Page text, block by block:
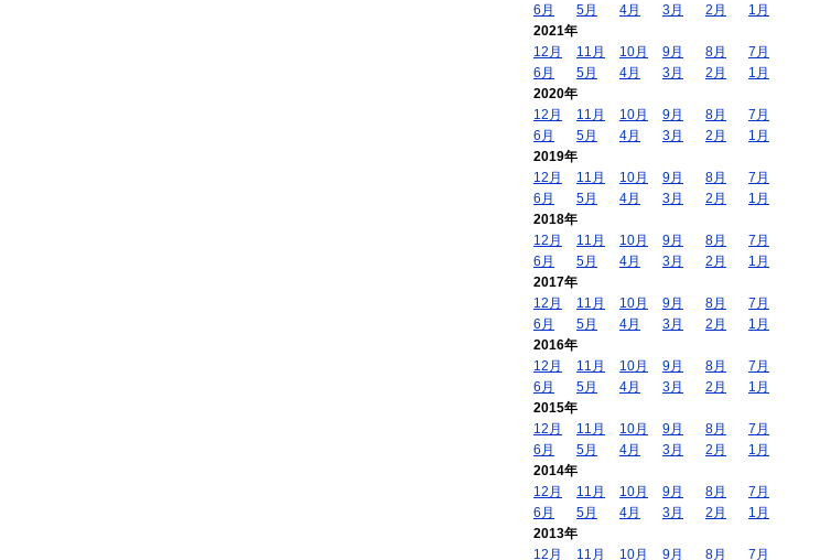
6月
5月 4月 3月 2月
1月
2021年
12月
11月 10月 9月 8月
7月
6月
5月 4月 3月 2月
1月
2020年
12月
11月 10月 9月 8月
7月
6月
5月 4月 3月 2月
1月
2019年
12月
11月 10月 9月 8月
7月
6月
5月 4月 3月 2月
1月
2018年
12月
11月 10月 9月 8月
7月
6月
5月 4月 3月 2月
1月
2017年
12月
11月 10月 9月 8月
7月
6月
5月 4月 3月 2月
1月
2016年
12月
11月 10月 9月 8月
7月
6月
5月 4月 3月 2月
1月
2015年
12月
11月 10月 9月 8月
7月
6月
5月 4月 3月 2月
1月
2014年
12月
11月 10月 9月 8月
7月
6月
5月 4月 3月 2月
1月
2013年
12月
11月 10月 9月 8月 7月